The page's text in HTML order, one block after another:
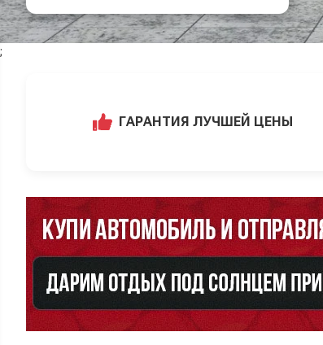
;
ГАРАНТИЯ ЛУЧШЕЙ ЦЕНЫ